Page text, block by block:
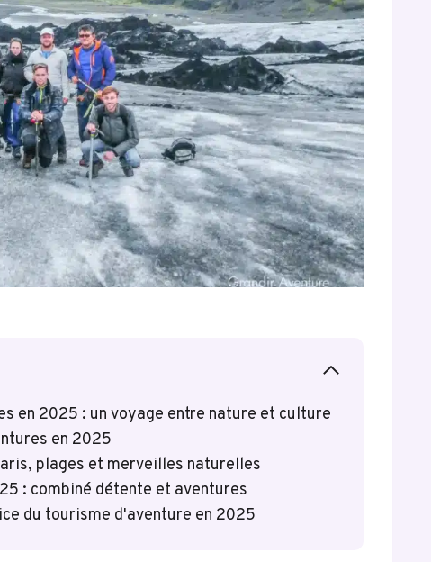
en 2025 : un voyage entre nature et culture
en 2025
plages et merveilles naturelles
: combiné détente et aventures
du tourisme d'aventure en 2025